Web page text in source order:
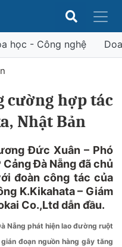
học - Công nghệ
cường hợp tác
Nhật Bản
Đức Xuân – Phó
Đà Nẵng đã chủ
đoàn công tác của
K.Kikahata – Giám
Co.,Ltd dẫn đầu.
Nẵng phát hiện lao đường ruột
đoạn nguồn hàng gây tăng